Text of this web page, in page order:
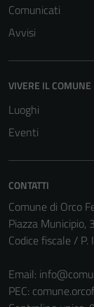
Comunicati
Avvisi
VIVERE IL COMUNE
Luoghi
Eventi
CONTATTI
Comune di Orco
Piazza Municipio,
Codice fiscale /
Email:
PEC: